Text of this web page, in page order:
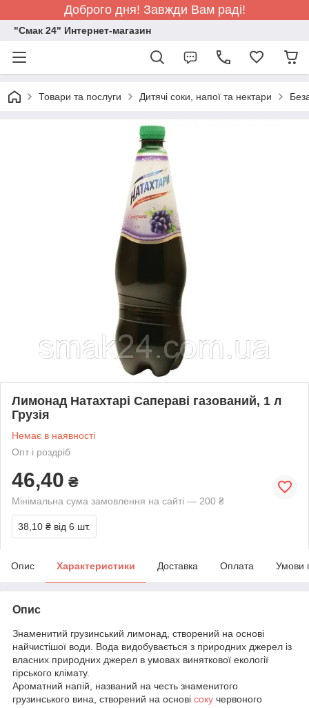
Доброго дня! Завжди Вам раді!
"Смак 24" Интернет-магазин
Товари та послуги Дитячі соки, напої та нектари
Лимонад Натахтарі Сапераві газований, 1 л
Грузія
Немає в наявності
Опт і роздріб
46,40 ₴
Мінімальна сума замовлення на сайті — 200 ₴
38,10 ₴ від 6 шт.
Опис Характеристики Доставка Оплата Умови
Опис
Знаменитий грузинський лимонад, створений на основі
найчистішої води. Вода видобувається з природних джерел із
власних природних джерел в умовах виняткової екології
гірського клімату.
Ароматний напій, названий на честь знаменитого
грузинського вина, створений на основі соку червоного